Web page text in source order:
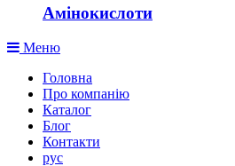
Амінокислоти
Меню
Головна
Про компанію
Каталог
Блог
Контакти
рус